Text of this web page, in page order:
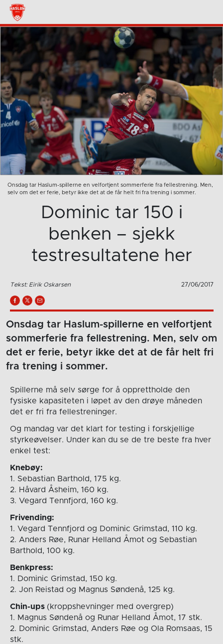
Onsdag tar Haslum-spillerne en velfortjent sommerferie fra fellestrening. Men,
selv om det er ferie, betyr ikke det at de får helt fri fra trening i sommer.
Dominic tar 150 i
benken – sjekk
testresultatene her
Tekst: Eirik Oskarsen 27/06/2017
Onsdag tar Haslum-spillerne en velfortjent
sommerferie fra fellestrening. Men, selv om
det er ferie, betyr ikke det at de får helt fri
fra trening i sommer.
Spillerne må selv sørge for å opprettholde den
fysiske kapasiteten i løpet av den drøye måneden
det er fri fra fellestreninger.
Og mandag var det klart for testing i forskjellige
styrkeøvelser. Under kan du se de tre beste fra hver
enkel test:
Knebøy:
1. Sebastian Barthold, 175 kg.
2. Håvard Åsheim, 160 kg.
3. Vegard Tennfjord, 160 kg.
Frivending:
1. Vegard Tennfjord og Dominic Grimstad, 110 kg.
2. Anders Røe, Runar Helland Åmot og Sebastian
Barthold, 100 kg.
Benkpress:
1. Dominic Grimstad, 150 kg.
2. Jon Reistad og Magnus Søndenå, 125 kg.
Chin-ups (kroppshevninger med overgrep)
1. Magnus Søndenå og Runar Helland Åmot, 17 stk.
2. Dominic Grimstad, Anders Røe og Ola Romsaas, 15
stk.